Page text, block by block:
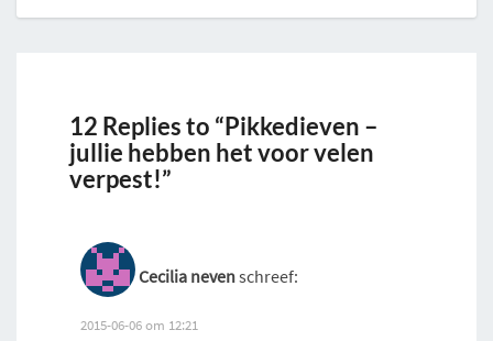
12 Replies to “Pikkedieven –
jullie hebben het voor velen
verpest!”
Cecilia nevenschreef:
2015-06-06 om 12:21